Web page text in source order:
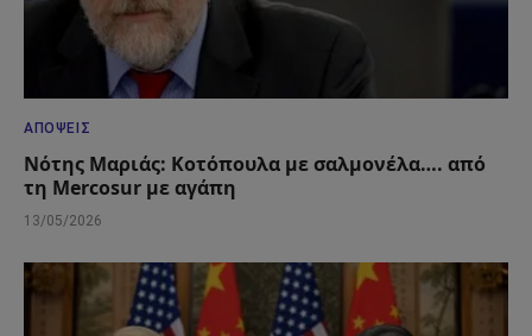
ΑΠΌΨΕΙΣ
Νότης Μαριάς: Κοτόπουλα με σαλμονέλα…. από
τη Mercosur με αγάπη
13/05/2026